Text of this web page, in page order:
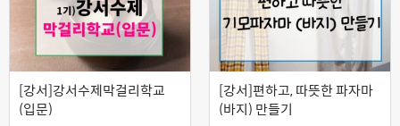
[강서]강서수제막걸리학교
(입문)
[강서]편하고, 따뜻한 파자마
(바지) 만들기